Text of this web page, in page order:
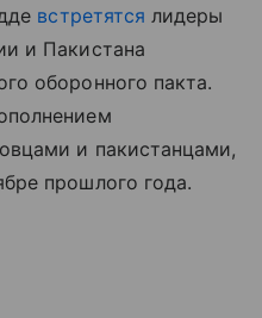
встретятся лидеры
и Пакистана
оборонного пакта.
и пакистанцами,
прошлого года.